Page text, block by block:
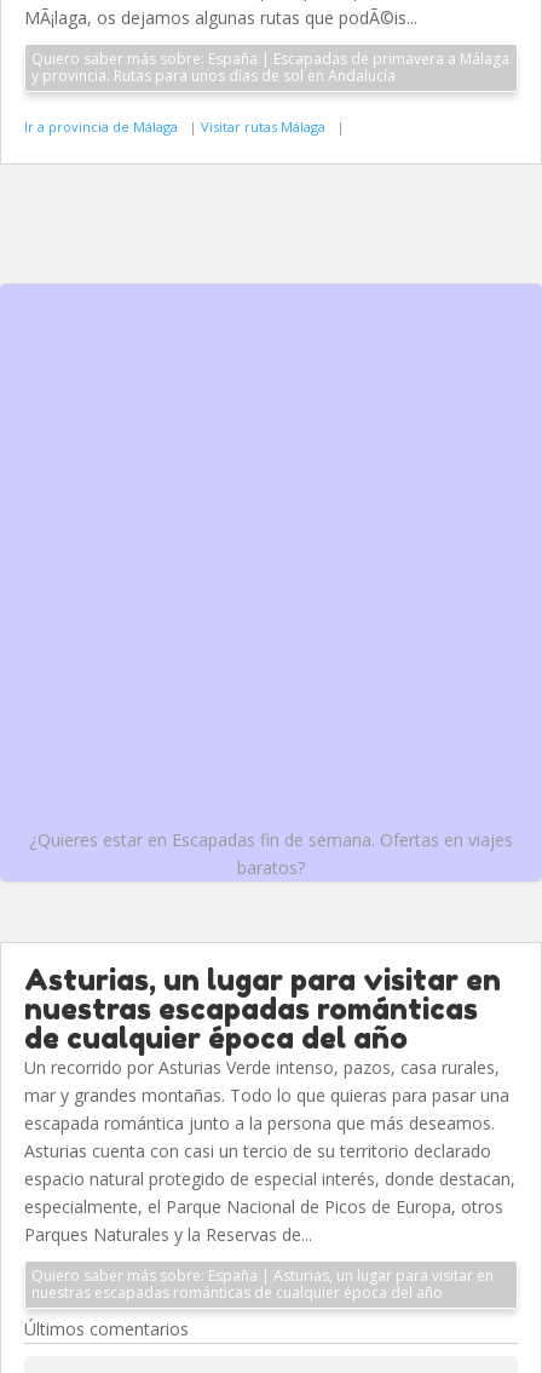
MÃ¡laga, os dejamos algunas rutas que podÃ©is...
Quiero saber más sobre: España | Escapadas de primavera a Málaga
y provincia. Rutas para unos días de sol en Andalucía
Ir a provincia de Málaga | Visitar rutas Málaga |
¿Quieres estar en Escapadas fin de semana. Ofertas en viajes
baratos?
Asturias, un lugar para visitar en
nuestras escapadas románticas
de cualquier época del año
Un recorrido por Asturias Verde intenso, pazos, casa rurales,
mar y grandes montañas. Todo lo que quieras para pasar una
escapada romántica junto a la persona que más deseamos.
Asturias cuenta con casi un tercio de su territorio declarado
espacio natural protegido de especial interés, donde destacan,
especialmente, el Parque Nacional de Picos de Europa, otros
Parques Naturales y la Reservas de...
Quiero saber más sobre: España | Asturias, un lugar para visitar en
nuestras escapadas románticas de cualquier época del año
Últimos comentarios